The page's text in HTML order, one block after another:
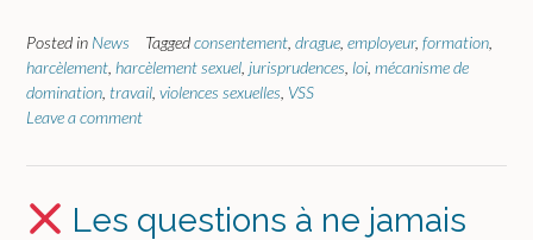
Posted in News Taggedconsentement drague employeur, formation
harcèlement harcèlement sexuel jurisprudences loi mécanisme de
domination travail violences sexuelles VSS
Leave a comment
Les questions à ne jamais